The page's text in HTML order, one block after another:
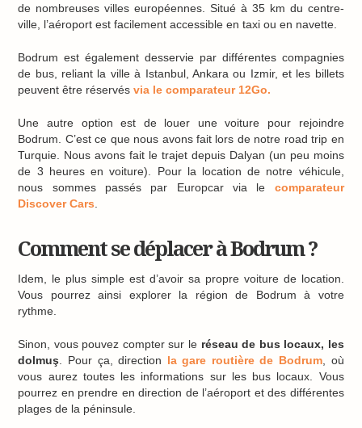
de nombreuses villes européennes. Situé à 35 km du centre-
ville, l’aéroport est facilement accessible en taxi ou en navette.
Bodrum est également desservie par différentes compagnies
de bus, reliant la ville à Istanbul, Ankara ou Izmir, et les billets
peuvent être réservésvia le comparateur 12Go.
Une autre option est de louer une voiture pour rejoindre
Bodrum. C’est ce que nous avons fait lors de notre road trip en
Turquie. Nous avons fait le trajet depuis Dalyan (un peu moins
de 3 heures en voiture). Pour la location de notre véhicule,
nous sommes passés par Europcar via le comparateur
Discover Cars
Comment se déplacer à Bodrum ?
Idem, le plus simple est d’avoir sa propre voiture de location.
Vous pourrez ainsi explorer la région de Bodrum à votre
rythme.
Sinon, vous pouvez compter sur le réseau de bus locaux, les
dolmuş . Pour ça, direction la gare routière de Bodrum , où
vous aurez toutes les informations sur les bus locaux. Vous
pourrez en prendre en direction de l’aéroport et des différentes
plages de la péninsule.